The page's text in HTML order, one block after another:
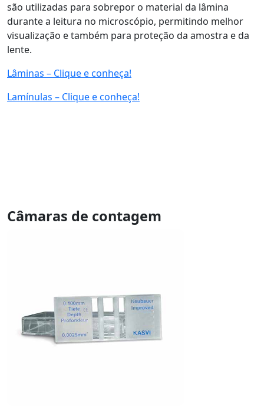
são utilizadas para sobrepor o material da lâmina
durante a leitura no microscópio, permitindo melhor
visualização e também para proteção da amostra e da
lente.
Lâminas – Clique e conheça!
Lamínulas – Clique e conheça!
Câmaras de contagem